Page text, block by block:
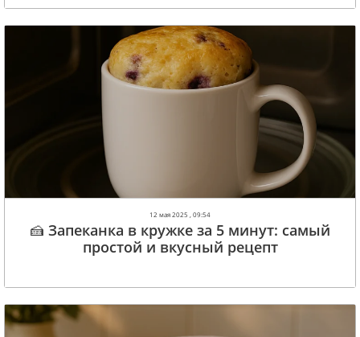
12 мая 2025 , 09:54
🍰 Запеканка в кружке за 5 минут: самый
простой и вкусный рецепт